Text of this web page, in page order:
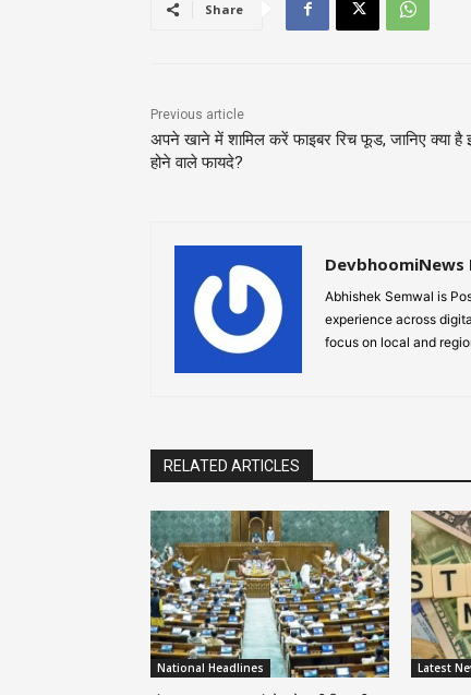
Share
Previous article
अपने खाने में शामिल करें फाइबर रिच फूड, जानिए क्या है
होने वाले फायदे?
DevbhoomiNews
Abhishek Semwal is
experience across
focus on local and
RELATED ARTICLES
National Headlines Latest